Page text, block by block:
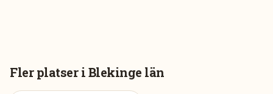
Fler platser iBlekinge län